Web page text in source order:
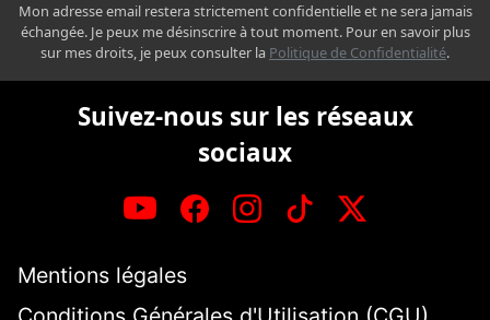
Mon adresse email restera strictement confidentielle et ne sera jamais
échangée. Je peux me désinscrire à tout moment. Pour en savoir plus
sur mes droits, je peux consulter la Politique de Confidentialité.
Suivez-nous sur les réseaux
sociaux
Mentions légales